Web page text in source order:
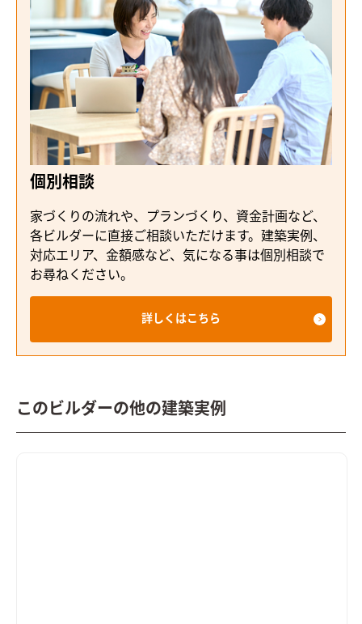
個別相談
家づくりの流れや、プランづくり、資金計画など、
各ビルダーに直接ご相談いただけます。建築実例、
対応エリア、金額感など、気になる事は個別相談で
お尋ねください。
詳しくはこちら
このビルダーの他の建築実例